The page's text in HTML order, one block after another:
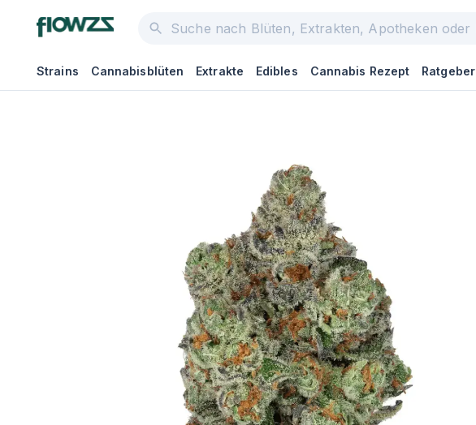
Strains Cannabisblüten Extrakte Edibles Cannabis Rezept Ratgeber